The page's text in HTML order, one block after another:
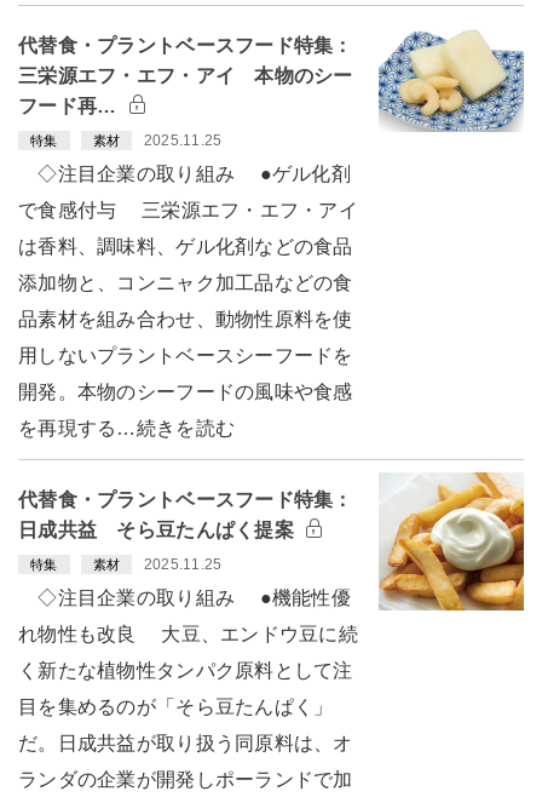
代替食・プラントベースフード特集：
三栄源エフ・エフ・アイ 本物のシー
フード再…
特集 素材 2025.11.25
◇注目企業の取り組み ●ゲル化剤
で食感付与 三栄源エフ・エフ・アイ
は香料、調味料、ゲル化剤などの食品
添加物と、コンニャク加工品などの食
品素材を組み合わせ、動物性原料を使
用しないプラントベースシーフードを
開発。本物のシーフードの風味や食感
を再現する…続きを読む
代替食・プラントベースフード特集：
日成共益 そら豆たんぱく提案
特集 素材 2025.11.25
◇注目企業の取り組み ●機能性優
れ物性も改良 大豆、エンドウ豆に続
く新たな植物性タンパク原料として注
目を集めるのが「そら豆たんぱく」
だ。日成共益が取り扱う同原料は、オ
ランダの企業が開発しポーランドで加